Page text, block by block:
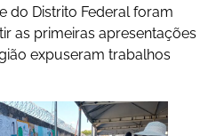
do Distrito Federal foram
as primeiras apresentações
expuseram trabalhos